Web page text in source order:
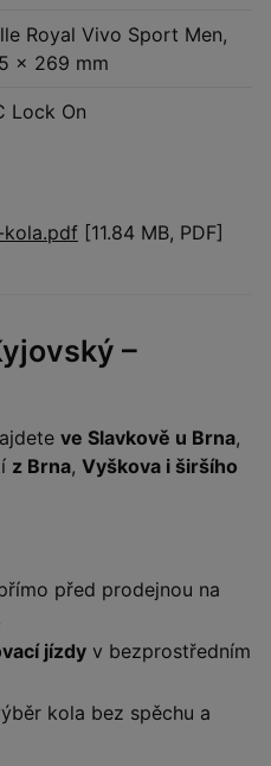
Royal Vivo Sport Men,
× 269 mm
Lock On
[11.84 MB, PDF]
–
ve Slavkově u Brna,
z Brna, Vyškova i širšího
před prodejnou na
jízdy v bezprostředním
kola bez spěchu a